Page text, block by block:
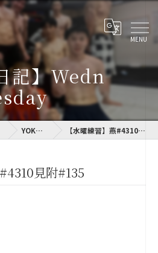
記】Wedn
YOKOLOG 【水曜練習】燕#4310見附#135
見附#135